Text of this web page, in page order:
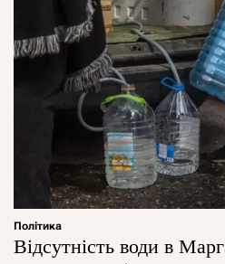
Політика
Відсутність води в